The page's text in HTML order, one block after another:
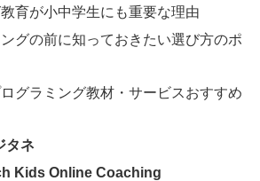
育が小中学生にも重要な理由
グの前に知っておきたい選び方のポ
グラミング教材・サービスおすすめ
タネ
Kids Online Coaching